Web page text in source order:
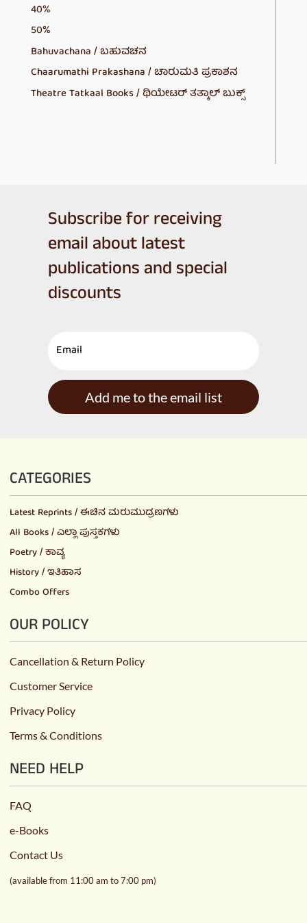
40%
50%
Bahuvachana / ಬಹುವಚನ
Chaarumathi Prakashana / ಚಾರುಮತಿ ಪ್ರಕಾಶನ
Theatre Tatkaal Books / ಥಿಯೇಟರ್ ತತ್ಕಾಲ್ ಬುಕ್ಸ್
Subscribe for receiving
email about latest
publications and special
discounts
Add me to the email list
CATEGORIES
Latest Reprints / ಈಚಿನ ಮರುಮುದ್ರಣಗಳು
All Books / ಎಲ್ಲಾ ಪುಸ್ತಕಗಳು
Poetry / ಕಾವ್ಯ
History / ಇತಿಹಾಸ
Combo Offers
OUR POLICY
Cancellation & Return Policy
Customer Service
Privacy Policy
Terms & Conditions
NEED HELP
FAQ
e-Books
Contact Us
(available from 11:00 am to 7:00 pm)